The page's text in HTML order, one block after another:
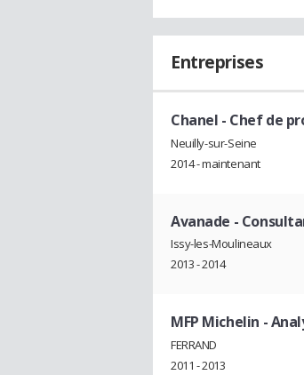
Entreprises
Chanel - Chef de
Neuilly-sur-Seine
2014 - maintenant
Avanade -
Issy-les-Moulineaux
2013 - 2014
MFP Michelin -
FERRAND
2011 - 2013